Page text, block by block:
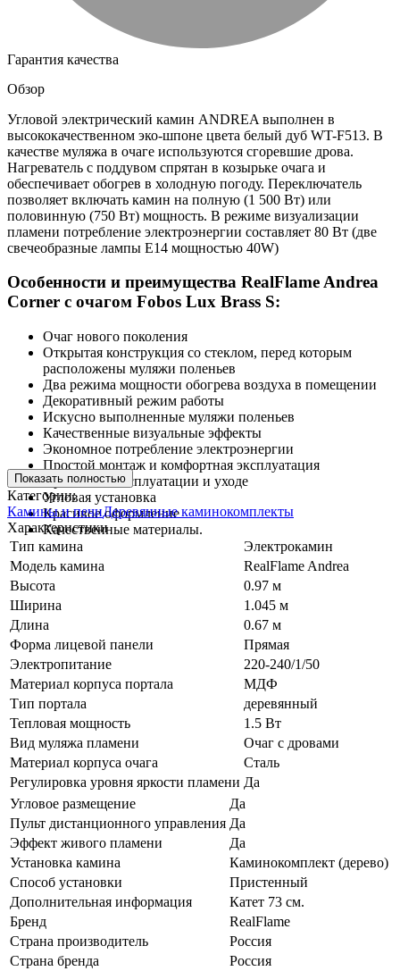
Гарантия качества
Обзор
Угловой электрический камин ANDREA выполнен в
высококачественном эко-шпоне цвета белый дуб WT-F513. В
качестве муляжа в очаге используются сгоревшие дрова.
Нагреватель с поддувом спрятан в козырьке очага и
обеспечивает обогрев в холодную погоду. Переключатель
позволяет включать камин на полную (1 500 Вт) или
половинную (750 Вт) мощность. В режиме визуализации
пламени потребление электроэнергии составляет 80 Вт (две
свечеобразные лампы E14 мощностью 40W)
Особенности и преимущества RealFlame Andrea
Corner с очагом Fobos Lux Brass S:
Очаг нового поколения
Открытая конструкция со стеклом, перед которым
расположены муляжи поленьев
Два режима мощности обогрева воздуха в помещении
Декоративный режим работы
Искусно выполненные муляжи поленьев
Качественные визуальные эффекты
Экономное потребление электроэнергии
Простой монтаж и комфортная эксплуатация
Простота в эксплуатации и уходе
Угловая установка
Красивое оформление
Качественные материалы.
Показать полностью
Категории:
Камины и печиДеревянные каминокомплекты
Характеристики
Тип камина
Электрокамин
Модель камина
RealFlame Andrea
Высота
0.97 м
Ширина
1.045 м
Длина
0.67 м
Форма лицевой панели
Прямая
Электропитание
220-240/1/50
Материал корпуса портала
МДФ
Тип портала
деревянный
Тепловая мощность
1.5 Вт
Вид муляжа пламени
Очаг с дровами
Материал корпуса очага
Сталь
Регулировка уровня яркости пламени Да
Угловое размещение
Да
Пульт дистанционного управления Да
Эффект живого пламени
Да
Установка камина
Каминокомплект (дерево)
Способ установки
Пристенный
Дополнительная информация
Катет 73 см.
Бренд
RealFlame
Страна производитель
Россия
Страна бренда
Россия